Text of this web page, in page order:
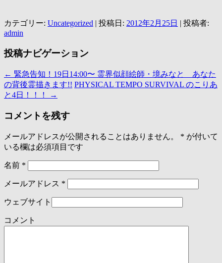
カテゴリー: Uncategorized | 投稿日: 2012年2月25日 | 投稿者:
admin
投稿ナビゲーション
← 緊急告知！19日14:00〜 霊界似顔絵師・境みなと あなた
の背後霊描きます!! PHYSICAL TEMPO SURVIVAL のこりあ
と4日！！！
→
コメントを残す
メールアドレスが公開されることはありません。 * が付いて
いる欄は必須項目です
名前 *
メールアドレス *
ウェブサイト
コメント